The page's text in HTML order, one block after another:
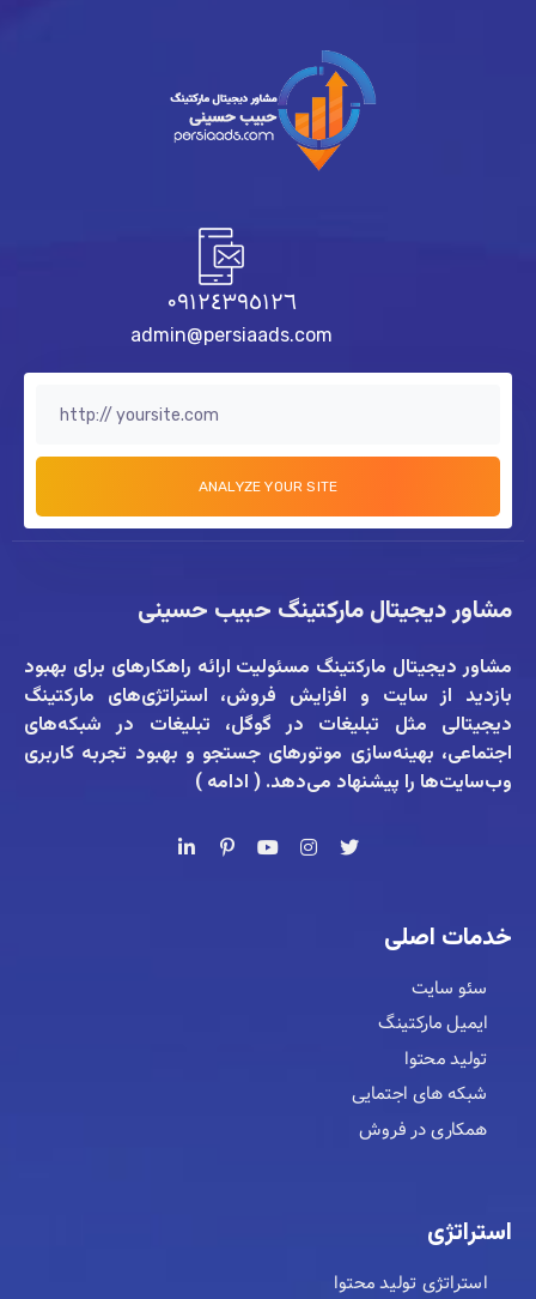
٠٩١٢٤٣٩٥١٢٦
admin@persiaads.com
مشاور دیجیتال مارکتینگ حبیب حسینی
مشاور دیجیتال مارکتینگ مسئولیت ارائه راهکارهای برای بهبود
بازدید از سایت و افزایش فروش، استراتژی‌های مارکتینگ
دیجیتالی مثل تبلیغات در گوگل، تبلیغات در شبکه‌های
اجتماعی، بهینه‌سازی موتورهای جستجو و بهبود تجربه کاربری
وب‌سایت‌ها را پیشنهاد می‌دهد. ( ادامه )
خدمات اصلی
سئو سایت
ایمیل مارکتینگ
تولید محتوا
شبکه های اجتمایی
همکاری در فروش
استراتژی
استراتژی تولید محتوا